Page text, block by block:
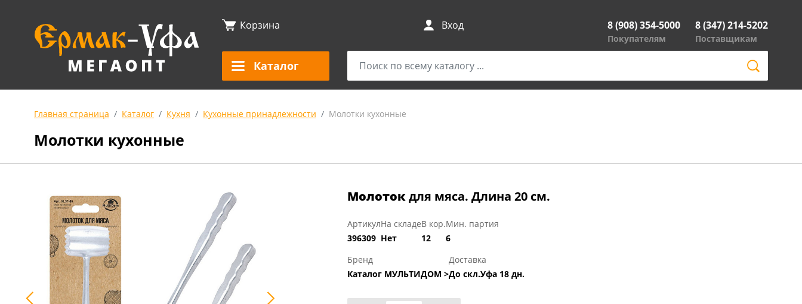
Корзина Вход 8 (908) 354-5000
Покупателям
8 (347) 214-5202
Поставщикам
Каталог
Главная страница Каталог Кухня Кухонные принадлежности Молотки кухонные
Молотки кухонные
Молотокдля мяса. Длина 20 см.
Артикул
396309
На складе
Нет
В кор.
12
Мин. партия
6
Бренд
Каталог МУЛЬТИДОМ >
Доставка
До скл.Уфа 18 дн.